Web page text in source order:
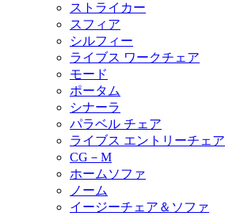
ストライカー
スフィア
シルフィー
ライブス ワークチェア
モード
ポータム
シナーラ
パラベル チェア
ライブス エントリーチェア
CG－M
ホームソファ
ノーム
イージーチェア＆ソファ